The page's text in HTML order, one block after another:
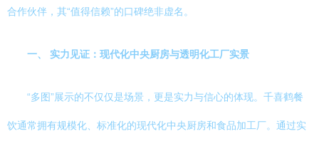
合作伙伴，其“值得信赖”的口碑绝非虚名。
一、 实力见证：现代化中央厨房与透明化工厂实景
“多图”展示的不仅仅是场景，更是实力与信心的体现。千喜鹤餐
饮通常拥有规模化、标准化的现代化中央厨房和食品加工厂。通过实